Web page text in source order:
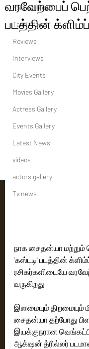
Political News
Tamil News
Reviews
Interviews
City Events
Movies Gallery
Actress Gallery
Events Gallery
Latest News
videos
actors gallery
Tv news
வரவேற்பைப்
படத்தின்
நாக சைதன்யா மற்றும்
'கஸ்டடி' படத்தின்
ரசிகர்களிடையே
வருகிறது
இளமையும் திறமையும்
சைதன்யா தற்போது
இயக்குநரான
ஆக்‌ஷன் த்ரில்லர் படமான 'கஸ்டடி'யில்